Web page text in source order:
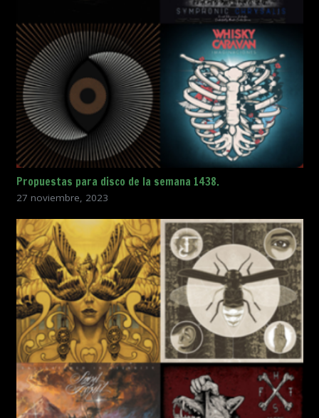
Propuestas para disco de la semana 1438.
27 noviembre, 2023